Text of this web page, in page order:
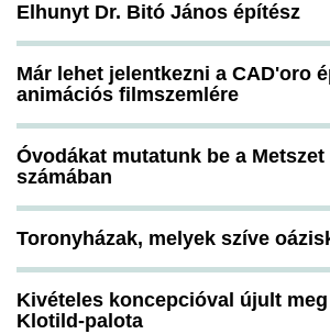
Elhunyt Dr. Bitó János építész
Már lehet jelentkezni a CAD'oro
animációs filmszemlére
Óvodákat mutatunk be a Metszet
számában
Toronyházak, melyek szíve
Kivételes koncepcióval újult meg
Klotild-palota